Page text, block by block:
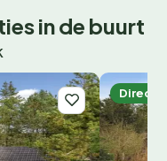
in de buurt
Direct